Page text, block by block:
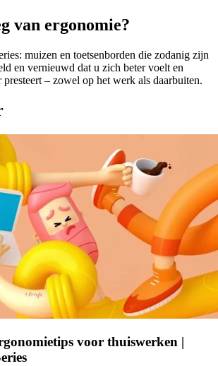
van ergonomie?
muizen en toetsenborden die zodanig zijn
en vernieuwd dat u zich beter voelt en
– zowel op het werk als daarbuiten.
voor thuiswerken |